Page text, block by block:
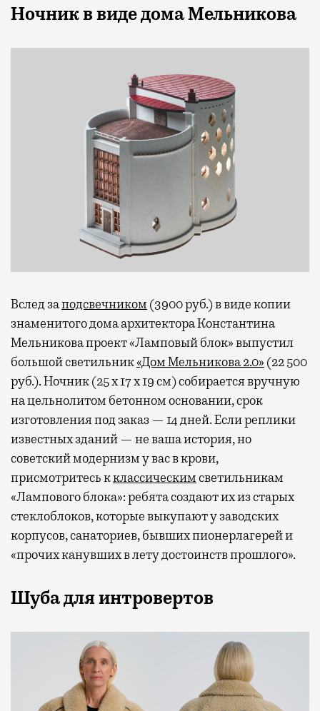
Ночник в виде дома Мельникова
Вслед заподсвечником (3900 руб.) в виде копии
знаменитого дома архитектора Константина
Мельникова проект «Ламповый блок» выпустил
большой светильник«Дом Мельникова 2.0» (22 500
руб.). Ночник (25 х 17 х 19 см) собирается вручную
на цельнолитом бетонном основании, срок
изготовления под заказ — 14 дней. Если реплики
известных зданий — не ваша история, но
советский модернизм у вас в крови,
присмотритесь кклассическимсветильникам
«Лампового блока»: ребята создают их из старых
стеклоблоков, которые выкупают у заводских
корпусов, санаториев, бывших пионерлагерей и
«прочих канувших в лету достоинств прошлого».
Шуба для интровертов